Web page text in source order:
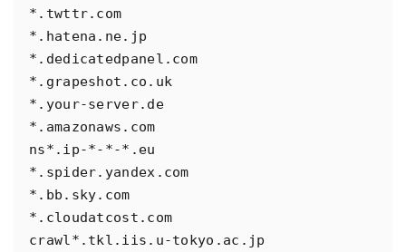
*.twttr.com
*.hatena.ne.jp
*.dedicatedpanel.com
*.grapeshot.co.uk
*.your-server.de
*.amazonaws.com
ns*.ip-*-*-*.eu
*.spider.yandex.com
*.bb.sky.com
*.cloudatcost.com
crawl*.tkl.iis.u-tokyo.ac.jp